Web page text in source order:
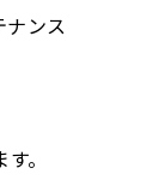
ンス
。